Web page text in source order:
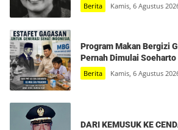
Berita Kamis, 6 Agustus
Program Makan Bergizi
Pernah Dimulai Soeharto
Berita Kamis, 6 Agustus
DARI KEMUSUK KE